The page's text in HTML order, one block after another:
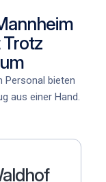
Trotz
Personal bieten
aus einer Hand.